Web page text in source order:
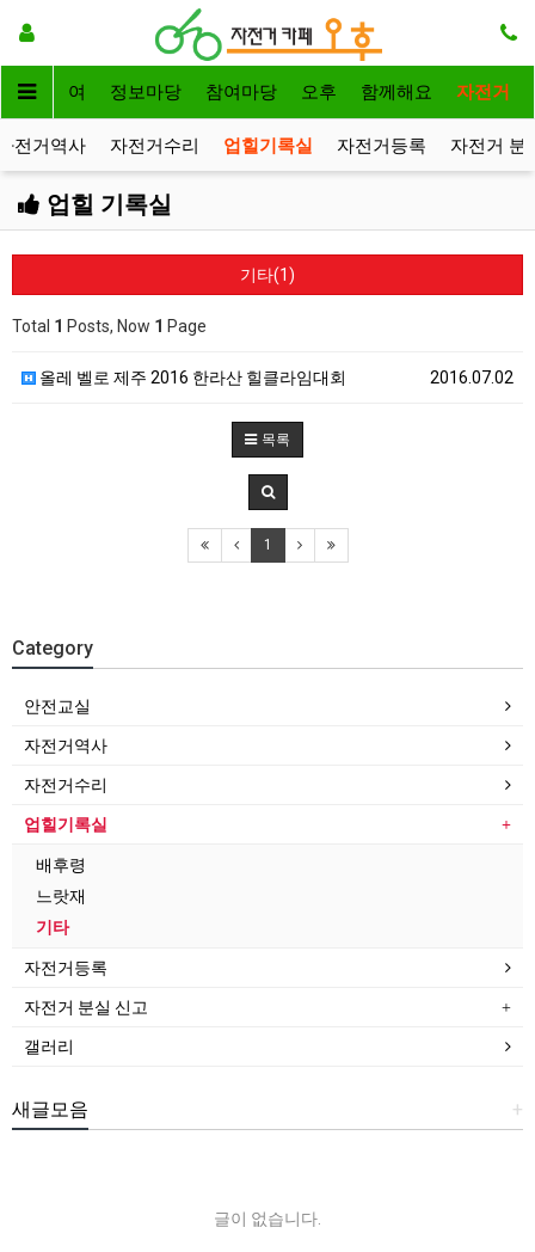
전거대여 정보마당 참여마당 오후 함께해요 자전거
전거역사 자전거수리 업힐기록실 자전거등록 자전거 분
업힐 기록실
기타(1)
Total 1 Posts, Now 1 Page
2016.07.02
올레 벨로 제주 2016 한라산 힐클라임대회
목록
1
Category
안전교실
자전거역사
자전거수리
업힐기록실
배후령
느랏재
기타
자전거등록
자전거 분실 신고
갤러리
+
새글모음
글이 없습니다.